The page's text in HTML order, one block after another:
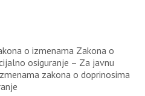
o izmenama Zakona o
osiguranje – Za javnu
zakona o doprinosima